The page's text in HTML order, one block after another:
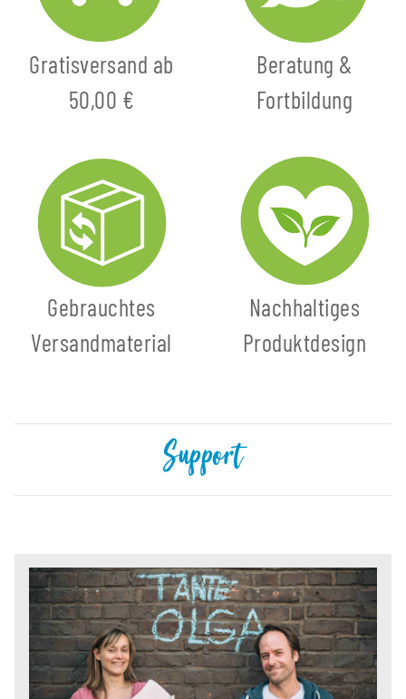
Gratisversand ab
50,00 €
Beratung &
Fortbildung
Gebrauchtes
Versandmaterial
Nachhaltiges
Produktdesign
Support